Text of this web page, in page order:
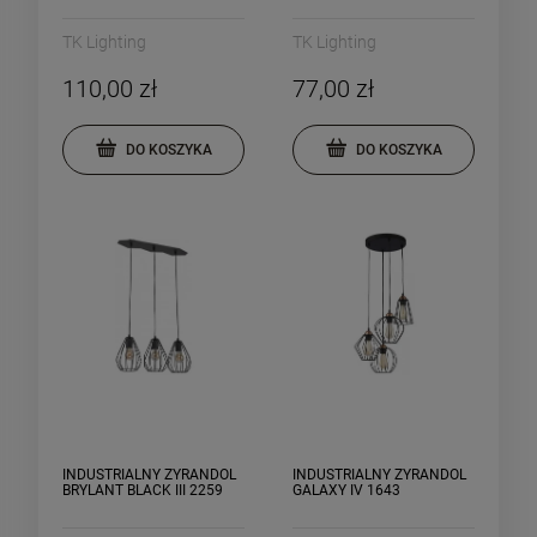
TK Lighting
110,00 zł
DO KOSZYKA
TK Lighting
77,00 zł
DO KOSZYKA
INDUSTRIALNY ŻYRANDOL
BRYLANT BLACK III 2259
INDUSTRIALNY ŻYRANDOL
GALAXY IV 1643